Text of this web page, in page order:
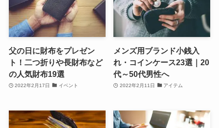
父の日に財布をプレゼン
ト！二つ折りや長財布など
の人気財布19選
2022年2月17日 イベント
メンズ用ブランド小銭入
れ・コインケース23選｜20
代～50代男性へ
2022年2月11日 アイテム